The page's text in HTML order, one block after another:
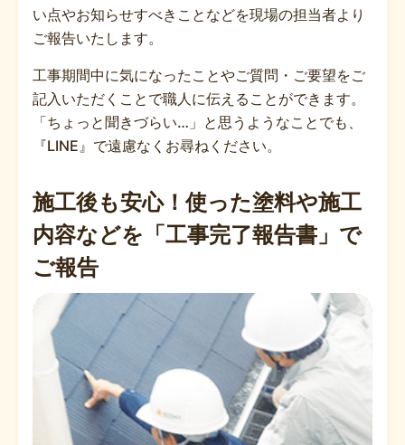
い点やお知らせすべきことなどを現場の担当者より
ご報告いたします。
工事期間中に気になったことやご質問・ご要望をご
記入いただくことで職人に伝えることができます。
「ちょっと聞きづらい…」と思うようなことでも、
『LINE』で遠慮なくお尋ねください。
施工後も安心！使った塗料や施工
内容などを「工事完了報告書」で
ご報告